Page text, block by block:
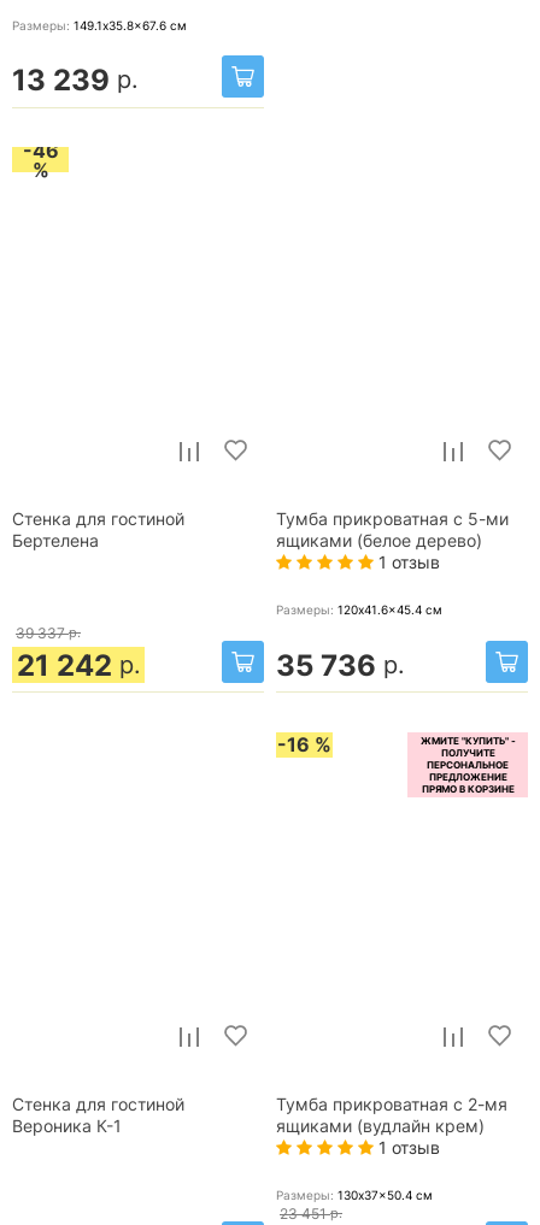
Размеры: 149.1x35.8x67.6 см
13 239 р.
-46
%
Стенка для гостиной
Бертелена
39 337 р.
21 242 р.
Тумба прикроватная с 5-ми
ящиками (белое дерево)
1 отзыв
Размеры: 120x41.6x45.4 см
35 736 р.
Стенка для гостиной
Вероника К-1
-16 %
Тумба прикроватная с 2-мя
ящиками (вудлайн крем)
1 отзыв
Размеры: 130x37x50.4 см
23 451 р.